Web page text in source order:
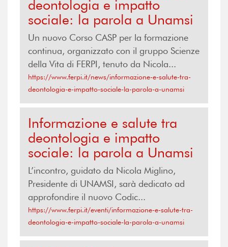
deontologia e impatto
sociale: la parola a Unamsi
Un nuovo Corso CASP per la formazione
continua, organizzato con il gruppo Scienze
della Vita di FERPI, tenuto da Nicola...
https://www.ferpi.it/news/informazione-e-salute-tra-
deontologia-e-impatto-sociale-la-parola-a-unamsi
Informazione e salute tra
deontologia e impatto
sociale: la parola a Unamsi
L’incontro, guidato da Nicola Miglino,
Presidente di UNAMSI, sarà dedicato ad
approfondire il nuovo Codic...
https://www.ferpi.it/eventi/informazione-e-salute-tra-
deontologia-e-impatto-sociale-la-parola-a-unamsi